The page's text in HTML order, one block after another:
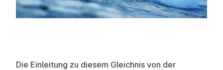
Die Einleitung zu diesem Gleichnis von der